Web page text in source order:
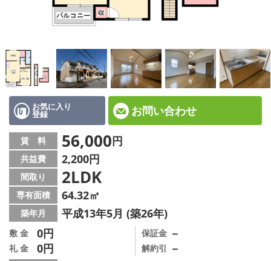
☆新築物件☆
☆インターネット無料物件☆
☆敷金·礼金0円物件☆
路線·駅から探す
地域から探す
地図から探す
スタッフ紹介
スタッフ募集中
店舗情報·アクセス
お気に入り
登録 お問い合わせ
賃 料 56,000円
共益費 2,200円
間取り 2LDK
専有面積 64.32㎡
築年月 平成13年5月 (築26年)
敷 金 0円
礼 金 0円
保証金 －
解約引 －